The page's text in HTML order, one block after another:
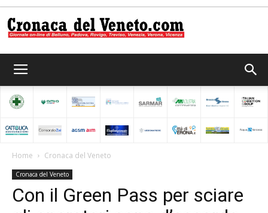
del
Home Cronaca del Veneto
Cronaca del Veneto
Con il Green Pass per sciare